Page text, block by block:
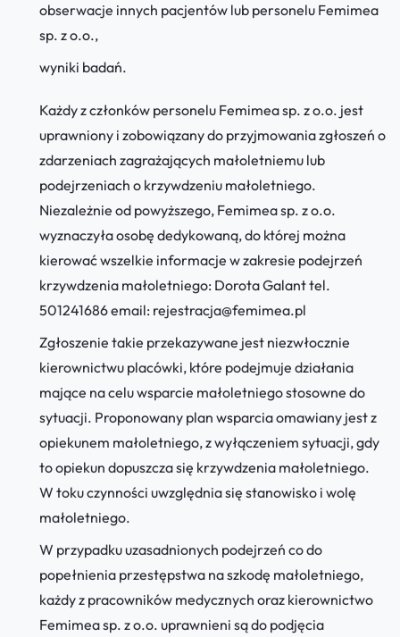
obserwacje innych pacjentów lub personelu Femimea
sp. z o.o.,
wyniki badań.
Każdy z członków personelu Femimea sp. z o.o. jest
uprawniony i zobowiązany do przyjmowania zgłoszeń o
zdarzeniach zagrażających małoletniemu lub
podejrzeniach o krzywdzeniu małoletniego.
Niezależnie od powyższego, Femimea sp. z o.o.
wyznaczyła osobę dedykowaną, do której można
kierować wszelkie informacje w zakresie podejrzeń
krzywdzenia małoletniego: Dorota Galant tel.
501241686 email: rejestracja@femimea.pl
Zgłoszenie takie przekazywane jest niezwłocznie
kierownictwu placówki, które podejmuje działania
mające na celu wsparcie małoletniego stosowne do
sytuacji. Proponowany plan wsparcia omawiany jest z
opiekunem małoletniego, z wyłączeniem sytuacji, gdy
to opiekun dopuszcza się krzywdzenia małoletniego.
W toku czynności uwzględnia się stanowisko i wolę
małoletniego.
W przypadku uzasadnionych podejrzeń co do
popełnienia przestępstwa na szkodę małoletniego,
każdy z pracowników medycznych oraz kierownictwo
Femimea sp. z o.o. uprawnieni są do podjęcia